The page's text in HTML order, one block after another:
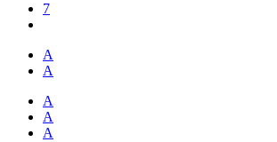
7
А
А
А
А
А